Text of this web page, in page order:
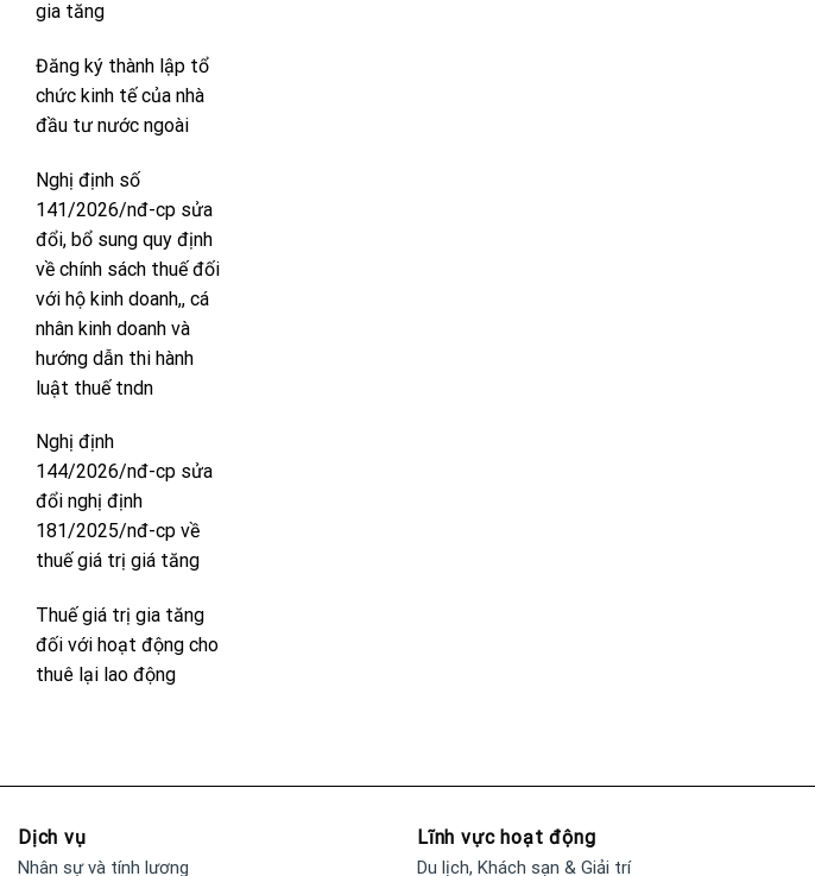
gia tăng
Đăng ký thành lập tổ
chức kinh tế của nhà
đầu tư nước ngoài
Nghị định số
141/2026/nđ-cp sửa
đổi, bổ sung quy định
về chính sách thuế đối
với hộ kinh doanh,, cá
nhân kinh doanh và
hướng dẫn thi hành
luật thuế tndn
Nghị định
144/2026/nđ-cp sửa
đổi nghị định
181/2025/nđ-cp về
thuế giá trị giá tăng
Thuế giá trị gia tăng
đối với hoạt động cho
thuê lại lao động
Dịch vụ
Nhân sự và tính lương
Lĩnh vực hoạt động
Du lịch, Khách sạn & Giải trí